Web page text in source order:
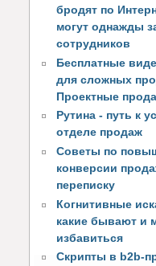
бродят по
могут однажды
сотрудников
Бесплатные
для сложных
Проектные
Рутина - путь к
отделе продаж
Советы по
конверсии
переписку
Когнитивные
какие бывают и
избавиться
Скрипты в b2b-